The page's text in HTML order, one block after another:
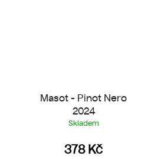
Masot - Pinot Nero
2024
Skladem
378 Kč